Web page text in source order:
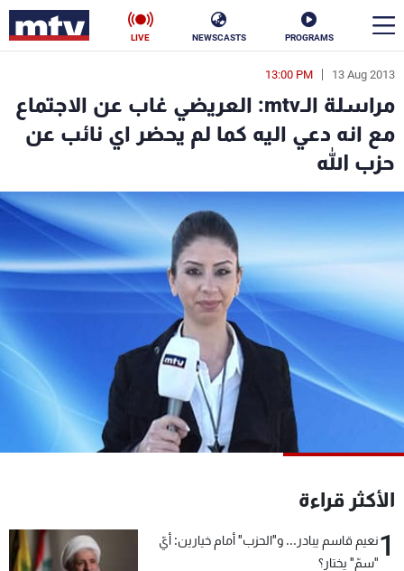
PROGRAMS
NEWSCASTS
LIVE
13 Aug 2013
13:00 PM
مراسلة الـmtv: العريضي غاب عن الاجتماع
مع انه دعي اليه كما لم يحضر اي نائب عن
حزب الله
الأكثر قراءة
1نعيم قاسم يبادر... و"الحزب" أمام خيارين: أيّ
"سمّ" يختار؟
en
الأخبار
سياسة
فن
منوعات رياضة
كأس العالم
جدول البرامج
شاهد البرامج
الترددات
عن MTV
لاعلاناتكم
شروط الإسـتخدام